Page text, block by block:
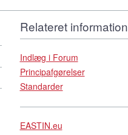
Relateret information
Indlæg i Forum
Principafgørelser
Standarder
EASTIN.eu